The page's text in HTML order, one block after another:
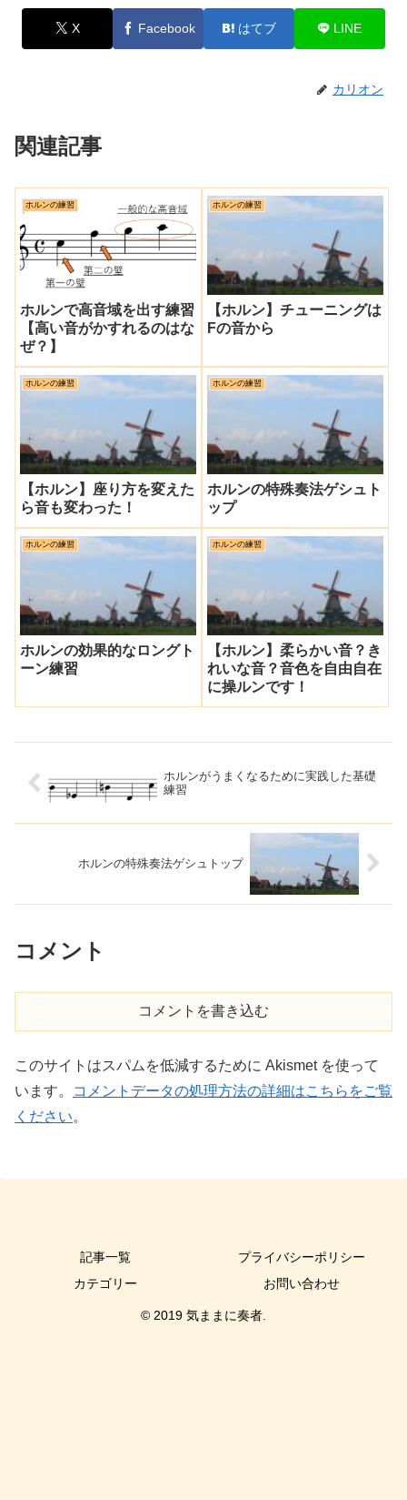
X Facebook はてブ LINE
カリオン
関連記事
ホルンの練習
ホルンで高音域を出す練習
【高い音がかすれるのはな
ぜ？】
ホルンの練習
【ホルン】チューニングは
Fの音から
ホルンの練習
【ホルン】座り方を変えた
ら音も変わった！
ホルンの練習
ホルンの特殊奏法ゲシュト
ップ
ホルンの練習
ホルンの効果的なロングト
ーン練習
ホルンの練習
【ホルン】柔らかい音？き
れいな音？音色を自由自在
に操ルンです！
ホルンがうまくなるために実践した基礎
練習
ホルンの特殊奏法ゲシュトップ
コメント
コメントを書き込む
このサイトはスパムを低減するために Akismet を使って
います。
コメントデータの処理方法の詳細はこちらをご覧
ください。
記事一覧
プライバシーポリシー
カテゴリー
お問い合わせ
© 2019 気ままに奏者.